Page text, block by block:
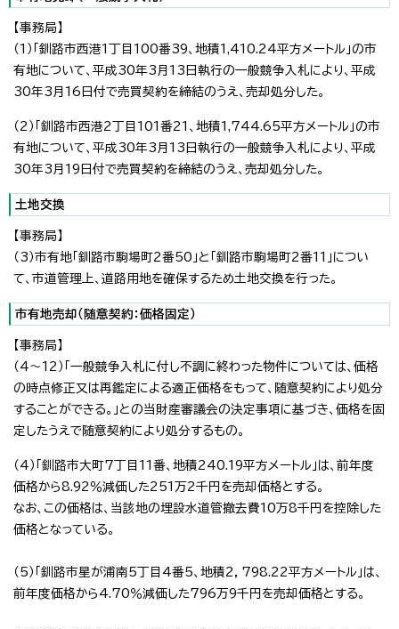
【事務局】
（1）「釧路市西港1丁目100番39、地積1,410.24平方メートル」の市
有地について、平成30年3月13日執行の一般競争入札により、平成
30年3月16日付で売買契約を締結のうえ、売却処分した。
（2）「釧路市西港2丁目101番21、地積1,744.65平方メートル」の市
有地について、平成30年3月13日執行の一般競争入札により、平成
30年3月19日付で売買契約を締結のうえ、売却処分した。
土地交換
【事務局】
（3）市有地「釧路市駒場町2番50」と「釧路市駒場町2番11」につい
て、市道管理上、道路用地を確保するため土地交換を行った。
市有地売却（随意契約：価格固定）
【事務局】
（4～12）「一般競争入札に付し不調に終わった物件については、価格
の時点修正又は再鑑定による適正価格をもって、随意契約により処分
することができる。」との当財産審議会の決定事項に基づき、価格を固
定したうえで随意契約により処分するもの。
（4）「釧路市大町7丁目11番、地積240.19平方メートル」は、前年度
価格から8.92％減価した251万2千円を売却価格とする。
なお、この価格は、当該地の埋設水道管撤去費10万8千円を控除した
価格となっている。
（5）「釧路市星が浦南5丁目4番5、地積2，798.22平方メートル」は、
前年度価格から4.70％減価した796万9千円を売却価格とする。